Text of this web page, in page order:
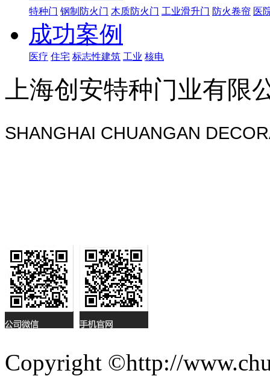
特种门 钢制防火门 木质防火门 工业滑升门 防火卷帘 医
成功案例
医疗 住宅 标志性建筑 工业 核电
上海创安特种门业有限
SHANGHAI CHUANGAN
Copyright ©http://